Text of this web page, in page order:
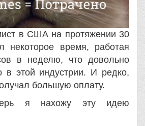
в США на протяжении 30
некоторое время, работая
в неделю, что довольно
в этой индустрии. И редко,
большую оплату.
я нахожу эту идею